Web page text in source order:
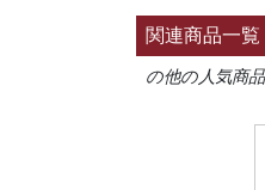
関連商品一覧
の他の人気商